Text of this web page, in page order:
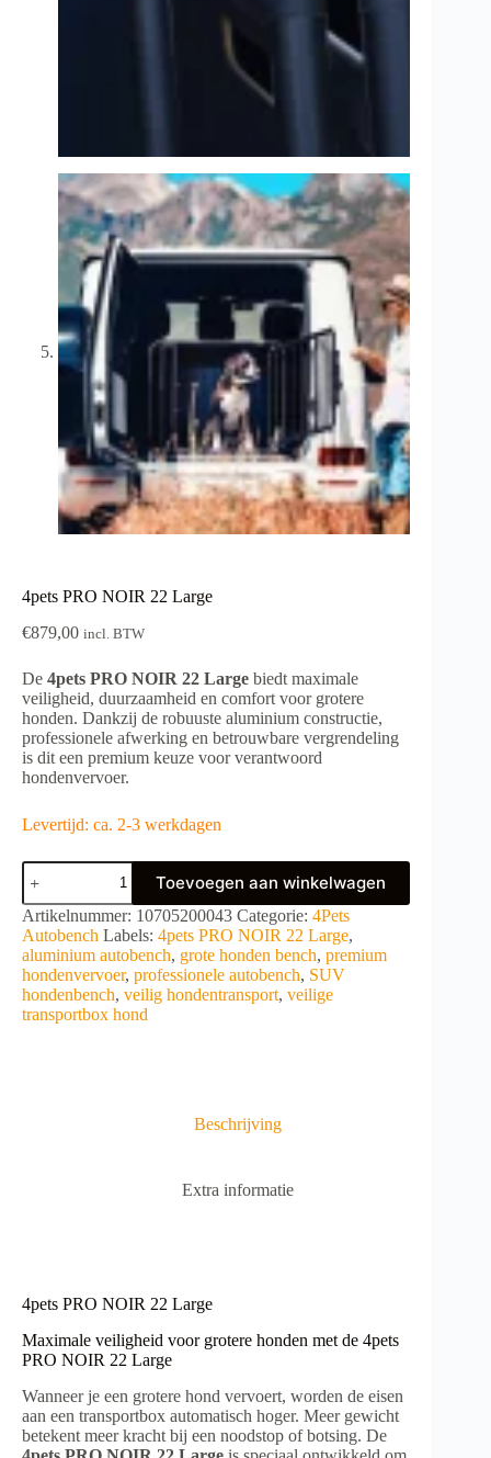
4pets PRO NOIR 22 Large
€879,00 incl. BTW
De 4pets PRO NOIR 22 Large biedt maximale
veiligheid, duurzaamheid en comfort voor grotere
honden. Dankzij de robuuste aluminium constructie,
professionele afwerking en betrouwbare vergrendeling
is dit een premium keuze voor verantwoord
hondenvervoer.
Levertijd: ca. 2-3 werkdagen
4pets
PRO
NOIR
22
Large
aantal
Toevoegen aan winkelwagen
A
l
t
e
r
n
Artikelnummer: 10705200043 Categorie: 4Pets
Autobench Labels: 4pets PRO NOIR 22 Large,
aluminium autobench, grote honden bench, premium
hondenvervoer, professionele autobench, SUV
hondenbench, veilig hondentransport, veilige
transportbox hond
Beschrijving
Extra informatie
4pets PRO NOIR 22 Large
Maximale veiligheid voor grotere honden met de 4pets
PRO NOIR 22 Large
Wanneer je een grotere hond vervoert, worden de eisen
aan een transportbox automatisch hoger. Meer gewicht
betekent meer kracht bij een noodstop of botsing. De